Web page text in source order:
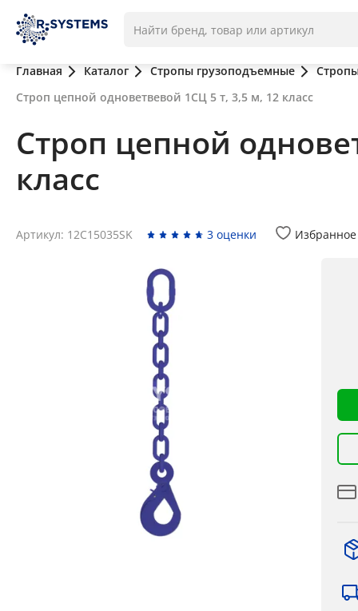
Главная Каталог Стропы грузоподъемные
Строп цепной одноветвевой 1СЦ 5 т, 3,5 м, 12 класс
Строп цепной
класс
Артикул: 12C15035SK 3 оценки Избранное